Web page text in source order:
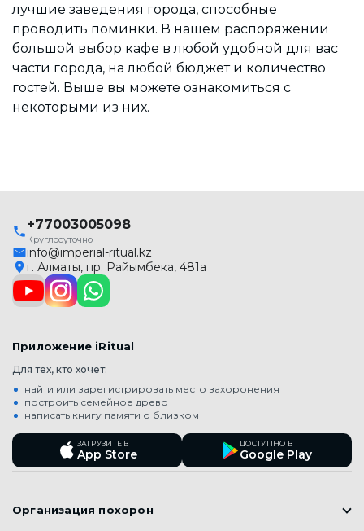
лучшие заведения города, способные
проводить поминки. В нашем распоряжении
большой выбор кафе в любой удобной для вас
части города, на любой бюджет и количество
гостей. Выше вы можете ознакомиться с
некоторыми из них.
+77003005098
Круглосуточно
info@imperial-ritual.kz
г. Алматы, пр. Райымбека, 481а
Приложение iRitual
Для тех, кто хочет:
найти или зарегистрировать место захоронения
построить семейное древо
написать книгу памяти о близком
ЗАГРУЗИТЕ В
App Store
ДОСТУПНО В
Google Play
Организация похорон